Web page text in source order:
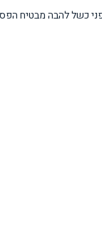
כשל להבה מבטיח